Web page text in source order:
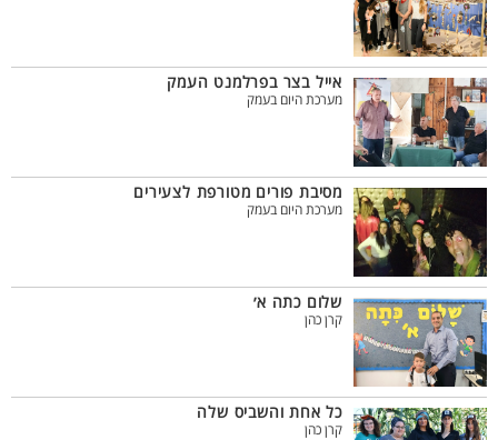
אייל בצר בפרלמנט העמק
מערכת היום בעמק
מסיבת פורים מטורפת לצעירים
מערכת היום בעמק
שלום כתה א׳
קרן כהן
כל אחת והשביס שלה
קרן כהן